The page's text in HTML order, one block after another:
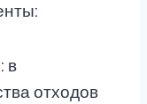
в
отходов